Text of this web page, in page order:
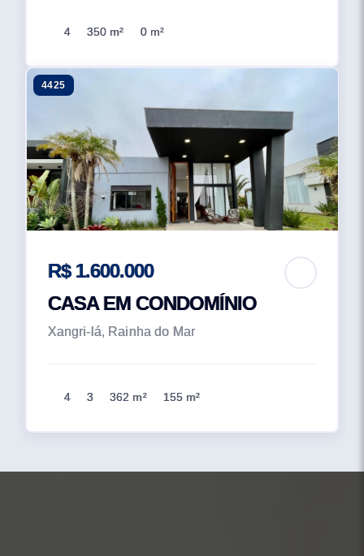
4 350 m² 0 m²
4425
R$ 1.600.000
CASA EM CONDOMÍNIO
Xangri-lá, Rainha do Mar
4 3 362 m² 155 m²